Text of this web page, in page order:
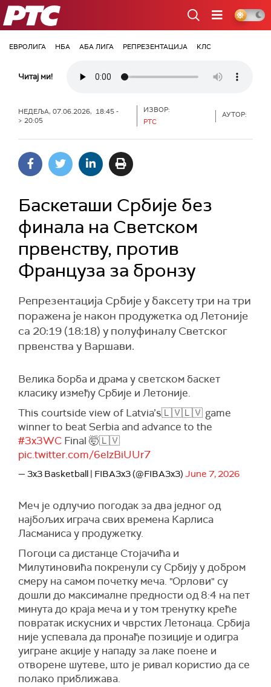
РТС
ЕВРОЛИГА НБА АБА ЛИГА РЕПРЕЗЕНТАЦИЈА КЛС
Читај ми!
НЕДЕЉА, 07.06.2026, 18:45 -
> 20:05
ИЗВОР:
РТС
АУТОР:
Баскеташи Србије без
финала на Светском
првенству, против
Француза за бронзу
Репрезентација Србије у баксету три на три
поражена је након продужетка од Летоније
са 20:19 (18:18) у полуфиналу Светског
првенства у Варшави.
Велика борба и драма у светском баскет
класику између Србије и Летоније.
This courtside view of Latvia’s🇱🇻🇱🇻 game
winner to beat Serbia and advance to the
#3x3WC Final 🤯🇱🇻
pic.twitter.com/6elzBiUUr7
— 3x3 Basketball | FIBA3x3 (@FIBA3x3) June 7, 2026
Меч је одлучио погодак за два једног од
најбољих играча свих времена Карлиса
Ласманиса у продужетку.
Погоци са дистанце Стојачића и
Милутиновића покренули су Србију у добром
смеру на самом почетку меча. "Орлови" су
дошли до максималне предности од 8:4 на пет
минута до краја меча и у том тренутку креће
повратак искусних и чврстих Летонаца. Србија
није успевала да пронађе позиције и одигра
уигране акције у нападу за лаке поене и
отворене шутеве, што је ривал користио да се
полако приближава.